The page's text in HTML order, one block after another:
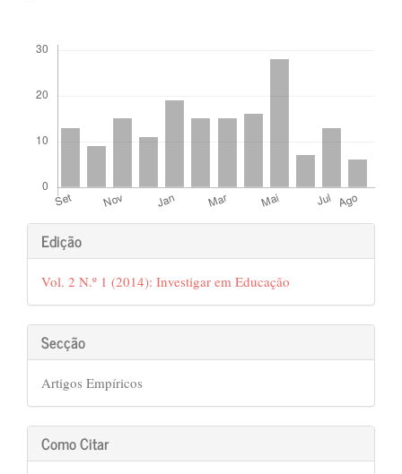
Edição
Vol. 2 N.º 1 (2014): Investigar em Educação
Secção
Artigos Empíricos
Como Citar